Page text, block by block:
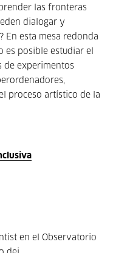
las fronteras
dialogar y
En esta mesa redonda
es posible estudiar el
de experimentos
proceso artístico de la
en el Observatorio